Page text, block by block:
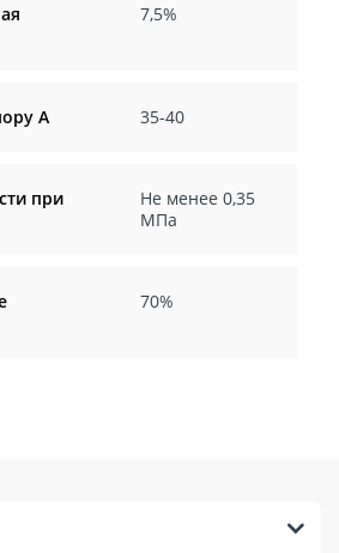
7,5%
А 35-40
при
Не менее 0,35
МПа
70%